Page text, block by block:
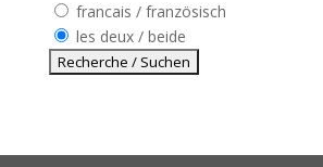
francais / französisch
les deux / beide